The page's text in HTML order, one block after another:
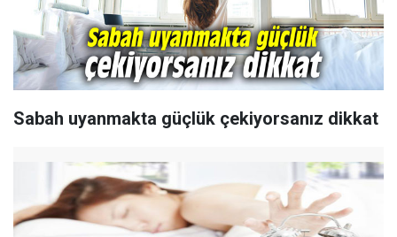
Sabah uyanmakta güçlük çekiyorsanız dikkat